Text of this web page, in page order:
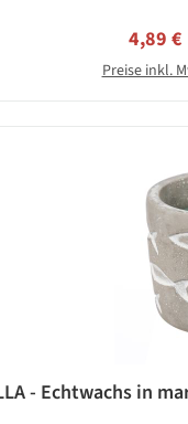
4,89 €
Preise inkl.
- Echtwachs in